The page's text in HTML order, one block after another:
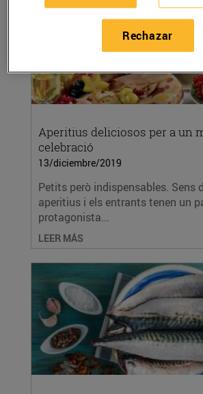
Aperitius deliciosos per a un
celebració
13/diciembre/2019
Petits però indispensables. Sens
aperitius i els entrants tenen un
protagonista...
LEER MÁS
Rechazar